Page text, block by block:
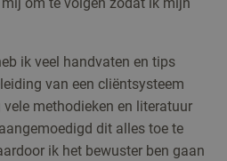
ik veel handvaten en tips
van een cliëntsysteem
methodieken en literatuur
dit alles toe te
ik het bewuster ben gaan